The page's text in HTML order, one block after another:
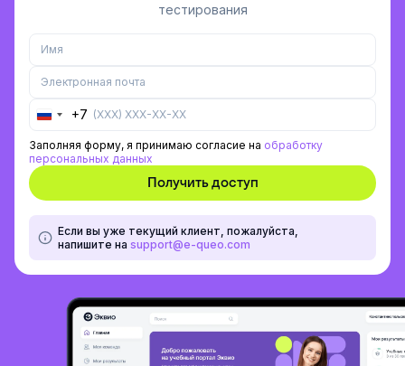
тестирования
Russia
+7
Заполняя форму, я принимаю согласие на обработку
персональных данных
Если вы уже текущий клиент, пожалуйста,
напишите на support@e-queo.com